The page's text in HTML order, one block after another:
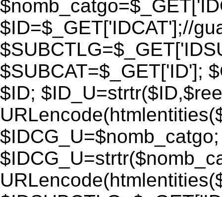
$ID=$_GET['IDCAT'];//
$SUBCAT=$_GET['ID'];
$ID;
$IDCG_U=$nomb_catgo;